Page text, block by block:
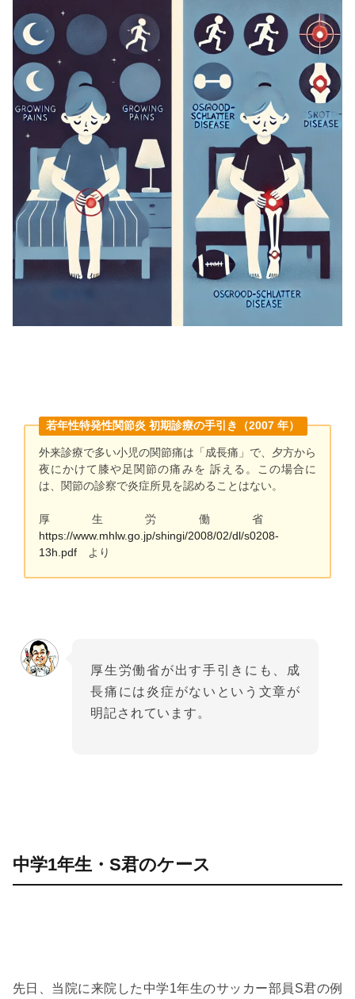
若年性特発性関節炎 初期診療の手引き（2007 年）
外来診療で多い小児の関節痛は「成長痛」で、夕方から
夜にかけて膝や足関節の痛みを 訴える。この場合に
は、関節の診察で炎症所見を認めることはない。
厚生労働省
https://www.mhlw.go.jp/shingi/2008/02/dl/s0208-
13h.pdfより
厚生労働省が出す手引きにも、成
長痛には炎症がないという文章が
明記されています。
中学1年生・S君のケース
先日、当院に来院した中学1年生のサッカー部員S君の例